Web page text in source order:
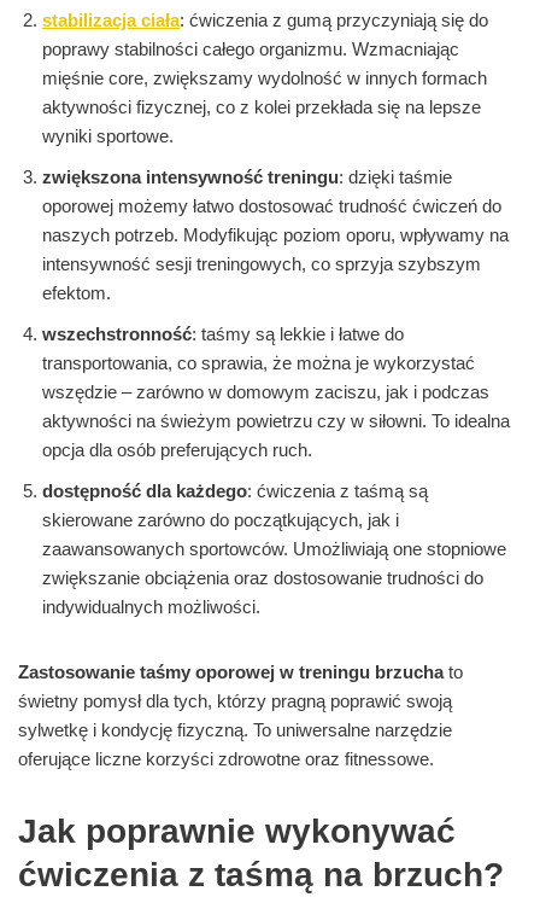
stabilizacja ciała: ćwiczenia z gumą przyczyniają się do
poprawy stabilności całego organizmu. Wzmacniając
mięśnie core, zwiększamy wydolność w innych formach
aktywności fizycznej, co z kolei przekłada się na lepsze
wyniki sportowe.
zwiększona intensywność treningu: dzięki taśmie
oporowej możemy łatwo dostosować trudność ćwiczeń do
naszych potrzeb. Modyfikując poziom oporu, wpływamy na
intensywność sesji treningowych, co sprzyja szybszym
efektom.
wszechstronność: taśmy są lekkie i łatwe do
transportowania, co sprawia, że można je wykorzystać
wszędzie – zarówno w domowym zaciszu, jak i podczas
aktywności na świeżym powietrzu czy w siłowni. To idealna
opcja dla osób preferujących ruch.
dostępność dla każdego: ćwiczenia z taśmą są
skierowane zarówno do początkujących, jak i
zaawansowanych sportowców. Umożliwiają one stopniowe
zwiększanie obciążenia oraz dostosowanie trudności do
indywidualnych możliwości.
Zastosowanie taśmy oporowej w treningu brzuchato
świetny pomysł dla tych, którzy pragną poprawić swoją
sylwetkę i kondycję fizyczną. To uniwersalne narzędzie
oferujące liczne korzyści zdrowotne oraz fitnessowe.
Jak poprawnie wykonywać
ćwiczenia z taśmą na brzuch?